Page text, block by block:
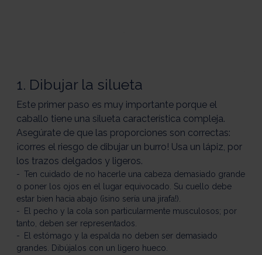
1. Dibujar la silueta
Este primer paso es muy importante porque el
caballo tiene una silueta característica compleja.
Asegúrate de que las proporciones son correctas:
¡corres el riesgo de dibujar un burro! Usa un lápiz, por
los trazos delgados y ligeros.
Ten cuidado de no hacerle una cabeza demasiado grande
o poner los ojos en el lugar equivocado. Su cuello debe
estar bien hacia abajo (¡sino sería una jirafa!).
El pecho y la cola son particularmente musculosos; por
tanto, deben ser representados.
El estómago y la espalda no deben ser demasiado
grandes. Dibújalos con un ligero hueco.